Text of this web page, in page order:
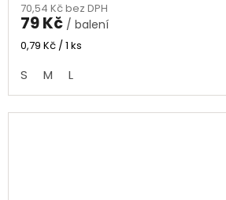
produktu
je
4,0
5
hvězdiček.
70,54 Kč bez DPH
79 Kč / balení
Měrná
0,79 Kč / 1 ks
S M L